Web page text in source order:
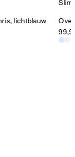
lichtblauw
Slim